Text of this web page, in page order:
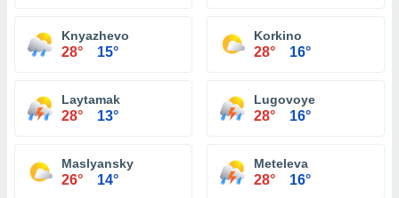
Knyazhevo
28° 15°
Korkino
28° 16°
Laytamak
28° 13°
Lugovoye
28° 16°
Maslyansky
26° 14°
Meteleva
28° 16°